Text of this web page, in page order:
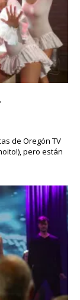
de Oregón TV
pero están